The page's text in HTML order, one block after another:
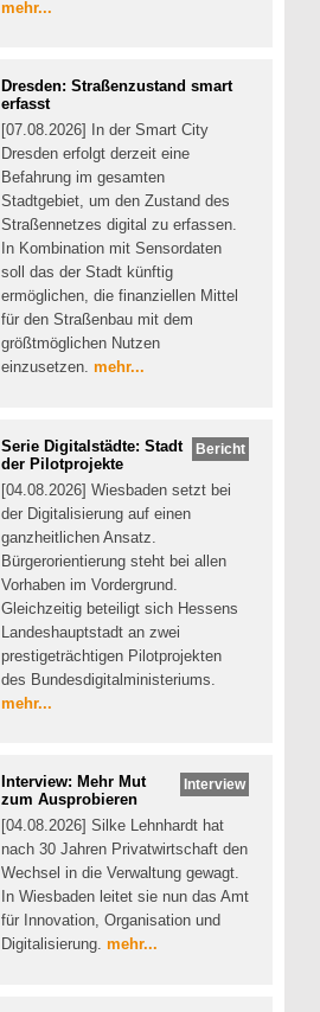
mehr...
Dresden: Straßenzustand smart
erfasst
[07.08.2026] In der Smart City
Dresden erfolgt derzeit eine
Befahrung im gesamten
Stadtgebiet, um den Zustand des
Straßennetzes digital zu erfassen.
In Kombination mit Sensordaten
soll das der Stadt künftig
ermöglichen, die finanziellen Mittel
für den Straßenbau mit dem
größtmöglichen Nutzen
einzusetzen. mehr...
Bericht
Serie Digitalstädte: Stadt
der Pilotprojekte
[04.08.2026] Wiesbaden setzt bei
der Digitalisierung auf einen
ganzheitlichen Ansatz.
Bürgerorientierung steht bei allen
Vorhaben im Vordergrund.
Gleichzeitig beteiligt sich Hessens
Landeshauptstadt an zwei
prestigeträchtigen Pilotprojekten
des Bundesdigitalministeriums.
mehr...
Interview
Interview: Mehr Mut
zum Ausprobieren
[04.08.2026] Silke Lehnhardt hat
nach 30 Jahren Privatwirtschaft den
Wechsel in die Verwaltung gewagt.
In Wiesbaden leitet sie nun das Amt
für Innovation, Organisation und
Digitalisierung. mehr...